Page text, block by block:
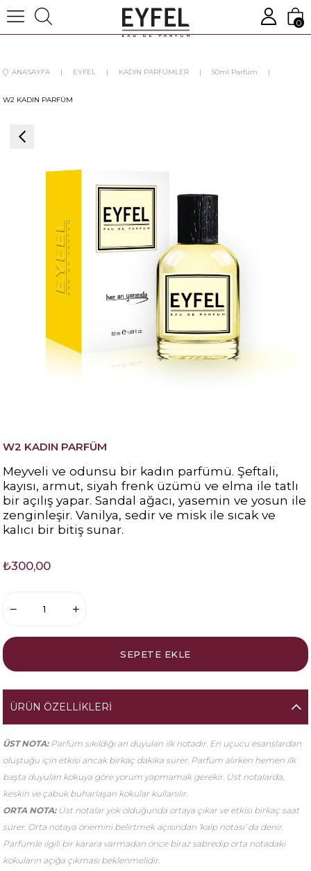
0
ANASAYFA EYFEL KADIN PARFÜMLER 50ml Parfüm
W2 KADIN PARFÜM
W2 KADIN PARFÜM
Meyveli ve odunsu bir kadın parfümü. Şeftali,
kayısı, armut, siyah frenk üzümü ve elma ile tatlı
bir açılış yapar. Sandal ağacı, yasemin ve yosun ile
zenginleşir. Vanilya, sedir ve misk ile sıcak ve
kalıcı bir bitiş sunar.
₺300,00
ÜRÜN ÖZELLIKLERI
ÜST NOTA:Parfüm sıkıldığı an duyulan ilk notadır. En uçucu esanslardan
oluştuğu için etkisi ancak birkaç dakika sürer. Parfüm alırken hemen ilk
başta duyulan kokuya göre yorum yapmamak gerekir. Üst notalarda,
keskin ve çabuk buharlaşan kokular kullanılır.
ORTA NOTA: Üst notalar yok olduğunda ortaya çıkar ve etkisi birkaç saat
sürer. Orta notaya önemini belirtmek açısından ‘kalp notası’ da denir.
Parfümle ilgili bir karara varmadan önce biraz sabredip orta notadaki
kokuların açığa çıkması beklenmelidir.